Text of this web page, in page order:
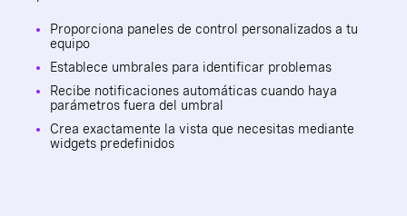
Proporciona paneles de control personalizados a tu
equipo
Establece umbrales para identificar problemas
Recibe notificaciones automáticas cuando haya
parámetros fuera del umbral
Crea exactamente la vista que necesitas mediante
widgets predefinidos